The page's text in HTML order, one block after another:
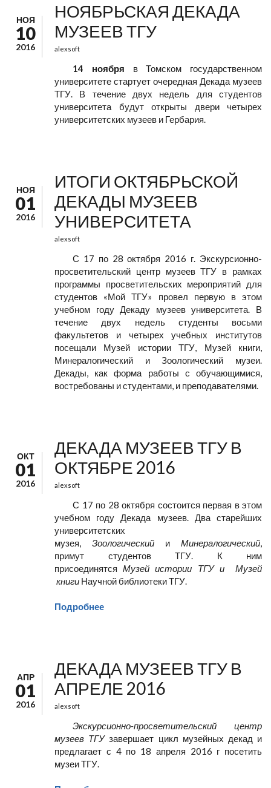
НОЯ
10
2016
НОЯБРЬСКАЯ ДЕКАДА
МУЗЕЕВ ТГУ
alexsoft
14 ноября в Томском государственном
университете стартует очередная Декада музеев
ТГУ. В течение двух недель для студентов
университета будут открыты двери четырех
университетских музеев и Гербария.
НОЯ
01
2016
ИТОГИ ОКТЯБРЬСКОЙ
ДЕКАДЫ МУЗЕЕВ
УНИВЕРСИТЕТА
alexsoft
С 17 по 28 октября 2016 г. Экскурсионно-
просветительский центр музеев ТГУ в рамках
программы просветительских мероприятий для
студентов «Мой ТГУ» провел первую в этом
учебном году Декаду музеев университета. В
течение двух недель студенты восьми
факультетов и четырех учебных институтов
посещали Музей истории ТГУ, Музей книги,
Минералогический и Зоологический музеи.
Декады, как форма работы с обучающимися,
востребованы и студентами, и преподавателями.
ОКТ
01
2016
ДЕКАДА МУЗЕЕВ ТГУ В
ОКТЯБРЕ 2016
alexsoft
С 17 по 28 октября состоится первая в этом
учебном году Декада музеев. Два старейших
университетских
музея, Зоологический и Минералогический,
примут студентов ТГУ. К ним
присоединятсяМузей истории ТГУ и Музей
книги Научной библиотеки ТГУ.
Подробнее
АПР
01
2016
ДЕКАДА МУЗЕЕВ ТГУ В
АПРЕЛЕ 2016
alexsoft
Экскурсионно-просветительский центр
музеев ТГУзавершает цикл музейных декад и
предлагает с 4 по 18 апреля 2016 г посетить
музеи ТГУ.